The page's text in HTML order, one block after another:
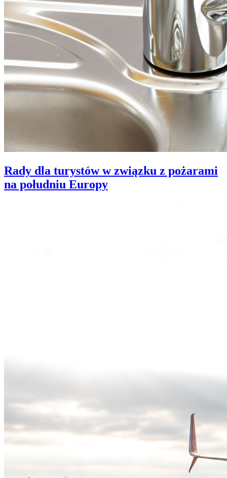
Rady dla turystów w związku z pożarami
na południu Europy